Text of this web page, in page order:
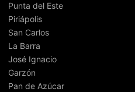
Punta del Este
Piriápolis
San Carlos
La Barra
José Ignacio
Garzón
Pan de Azúcar